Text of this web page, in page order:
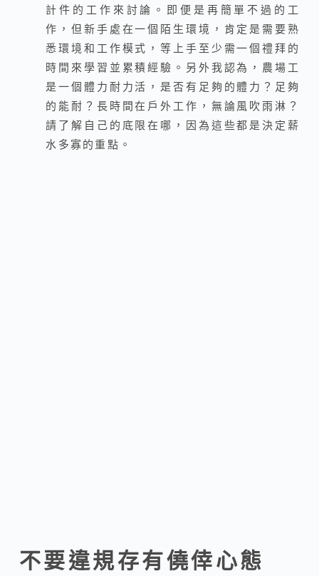
計件的工作來討論。即便是再簡單不過的工
作，但新手處在一個陌生環境，肯定是需要熟
悉環境和工作模式，等上手至少需一個禮拜的
時間來學習並累積經驗。另外我認為，農場工
是一個體力耐力活，是否有足夠的體力？足夠
的能耐？長時間在戶外工作，無論風吹雨淋？
請了解自己的底限在哪，因為這些都是決定薪
水多寡的重點。
不要違規存有僥倖心態